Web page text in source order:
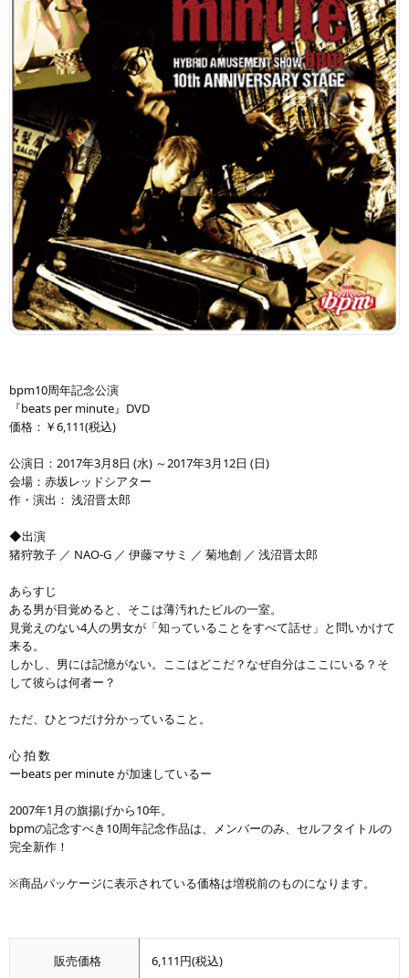
bpm10周年記念公演
『beats per minute』DVD
価格：￥6,111(税込)
公演日：2017年3月8日 (水) ～2017年3月12日 (日)
会場：赤坂レッドシアター
作・演出： 浅沼晋太郎
◆出演
猪狩敦子 ／ NAO-G ／ 伊藤マサミ ／ 菊地創 ／ 浅沼晋太郎
あらすじ
ある男が目覚めると、そこは薄汚れたビルの一室。
見覚えのない4人の男女が「知っていることをすべて話せ」と問いかけて
来る。
しかし、男には記憶がない。ここはどこだ？なぜ自分はここにいる？そ
して彼らは何者ー？
ただ、ひとつだけ分かっていること。
心 拍 数
ーbeats per minute が加速しているー
2007年1月の旗揚げから10年。
bpmの記念すべき10周年記念作品は、メンバーのみ、セルフタイトルの
完全新作！
※商品パッケージに表示されている価格は増税前のものになります。
販売価格 6,111円(税込)